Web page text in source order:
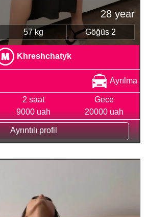
28 year
57 kg Göğüs 2
Khreshchatyk
Ayrılma
2 saat
9000 uah
Gece
20000 uah
Ayrıntılı profil